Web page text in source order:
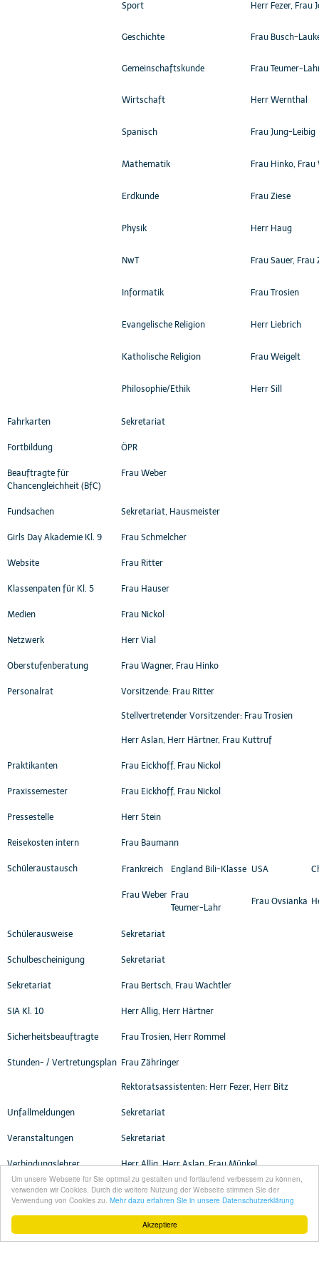
Akzeptiere
Um unsere Webseite für Sie optimal zu gestalten und fortlaufend verbessern zu können,
verwenden wir Cookies. Durch die weitere Nutzung der Webseite stimmen Sie der
Verwendung von Cookies zu. Mehr dazu erfahren Sie in unsere Datenschutzerklärung
Sport Herr Fezer, Frau
Geschichte Frau Busch-
Gemeinschaftskunde Frau Teumer-
Wirtschaft Herr Wernthal
Spanisch Frau Jung-Leibig
Mathematik Frau Hinko, Frau
Erdkunde Frau Ziese
Physik Herr Haug
NwT Frau Sauer, Frau
Informatik Frau Trosien
Evangelische Religion Herr Liebrich
Katholische Religion Frau Weigelt
Philosophie/Ethik Herr Sill
Fahrkarten Sekretariat
Fortbildung ÖPR
Beauftragte für
Chancengleichheit (BfC)
Frau Weber
Fundsachen Sekretariat, Hausmeister
Girls Day Akademie Kl. 9 Frau Schmelcher
Website Frau Ritter
Klassenpaten für Kl. 5 Frau Hauser
Medien Frau Nickol
Netzwerk Herr Vial
Oberstufenberatung Frau Wagner, Frau Hinko
Personalrat Vorsitzende: Frau Ritter
Stellvertretender Vorsitzender: Frau Trosien
Herr Aslan, Herr Härtner, Frau Kuttruf
Praktikanten Frau Eickhoff, Frau Nickol
Praxissemester Frau Eickhoff, Frau Nickol
Pressestelle Herr Stein
Reisekosten intern Frau Baumann
Schüleraustausch Frankreich England Bili-Klasse USA
Frau Weber Frau
Teumer-Lahr
Frau Ovsianka
Schülerausweise Sekretariat
Schulbescheinigung Sekretariat
Sekretariat Frau Bertsch, Frau Wachtler
SIA Kl. 10 Herr Allig, Herr Härtner
Sicherheitsbeauftragte Frau Trosien, Herr Rommel
Stunden- / Vertretungsplan Frau Zähringer
Rektoratsassistenten: Herr Fezer, Herr Bitz
Unfallmeldungen Sekretariat
Veranstaltungen Sekretariat
Verbindungslehrer Herr Allig, Herr Aslan, Frau Münkel
Zeugniskopien Sekretariat